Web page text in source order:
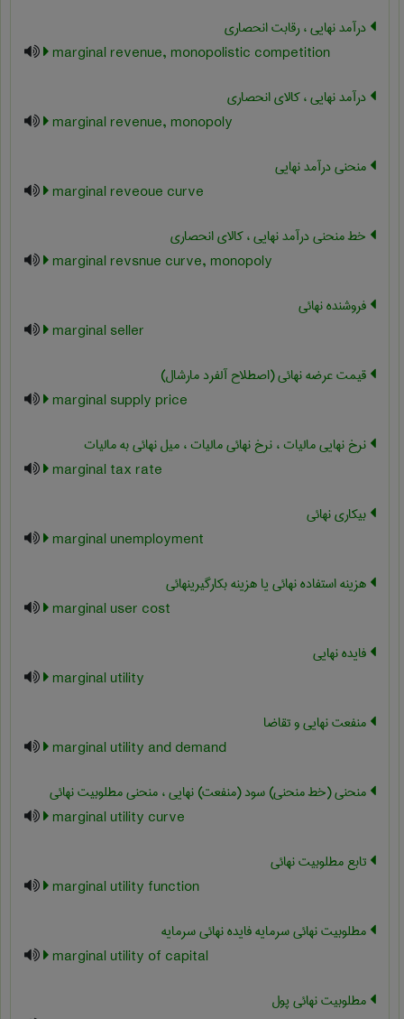
درآمد نهایی ، رقابت انحصاری
marginal revenue, monopolistic competition
درآمد نهایی ، کالای انحصاری
marginal revenue, monopoly
منحنی درآمد نهایی
marginal reveoue curve
خط منحنی درآمد نهایی ، کالای انحصاری
marginal revsnue curve, monopoly
فروشنده نهائی
marginal seller
قیمت عرضه نهائی (اصطلاح آلفرد مارشال)
marginal supply price
نرخ نهایی مالیات ، نرخ نهائی مالیات ، میل نهائی به مالیات
marginal tax rate
بیکاری نهائی
marginal unemployment
هزینه استفاده نهائی یا هزینه بکارگیرینهائی
marginal user cost
فایده نهایی
marginal utility
منفعت نهایی و تقاضا
marginal utility and demand
منحنی (خط منحنی) سود (منفعت) نهایی ، منحنی مطلوبیت نهائی
marginal utility curve
تابع مطلوبیت نهائی
marginal utility function
مطلوبیت نهائی سرمایه فایده نهائی سرمایه
marginal utility of capital
مطلوبیت نهائی پول